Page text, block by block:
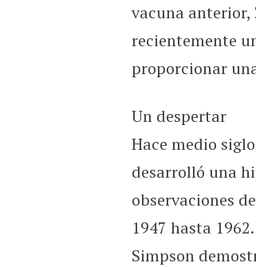
vacuna anterior,
recientemente
proporcionar
Un despertar
Hace medio
desarrolló una
observaciones
1947 hasta
Simpson